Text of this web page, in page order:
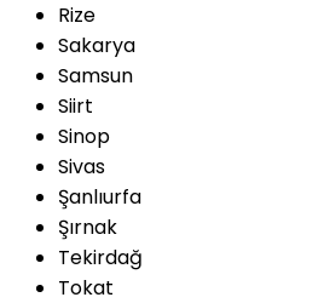
Rize
Sakarya
Samsun
Siirt
Sinop
Sivas
Şanlıurfa
Şırnak
Tekirdağ
Tokat